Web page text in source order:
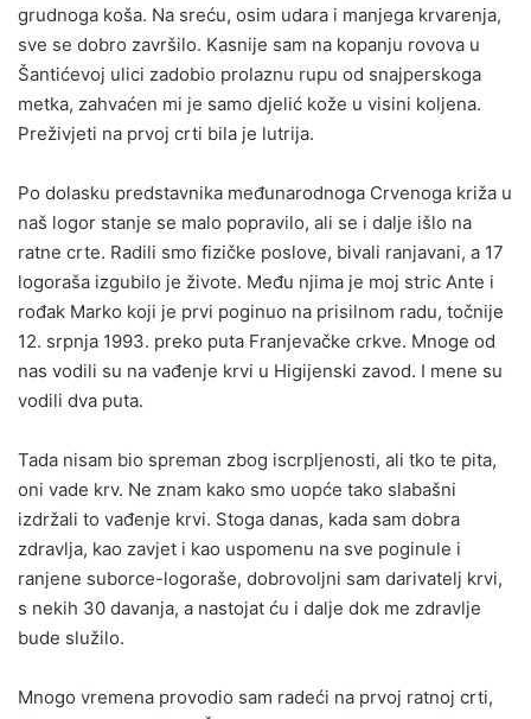
grudnoga koša. Na sreću, osim udara i manjega krvarenja,
sve se dobro završilo. Kasnije sam na kopanju rovova u
Šantićevoj ulici zadobio prolaznu rupu od snajperskoga
metka, zahvaćen mi je samo djelić kože u visini koljena.
Preživjeti na prvoj crti bila je lutrija.
Po dolasku predstavnika međunarodnoga Crvenoga križa u
naš logor stanje se malo popravilo, ali se i dalje išlo na
ratne crte. Radili smo fizičke poslove, bivali ranjavani, a 17
logoraša izgubilo je živote. Među njima je moj stric Ante i
rođak Marko koji je prvi poginuo na prisilnom radu, točnije
12. srpnja 1993. preko puta Franjevačke crkve. Mnoge od
nas vodili su na vađenje krvi u Higijenski zavod. I mene su
vodili dva puta.
Tada nisam bio spreman zbog iscrpljenosti, ali tko te pita,
oni vade krv. Ne znam kako smo uopće tako slabašni
izdržali to vađenje krvi. Stoga danas, kada sam dobra
zdravlja, kao zavjet i kao uspomenu na sve poginule i
ranjene suborce-logoraše, dobrovoljni sam darivatelj krvi,
s nekih 30 davanja, a nastojat ću i dalje dok me zdravlje
bude služilo.
Mnogo vremena provodio sam radeći na prvoj ratnoj crti,